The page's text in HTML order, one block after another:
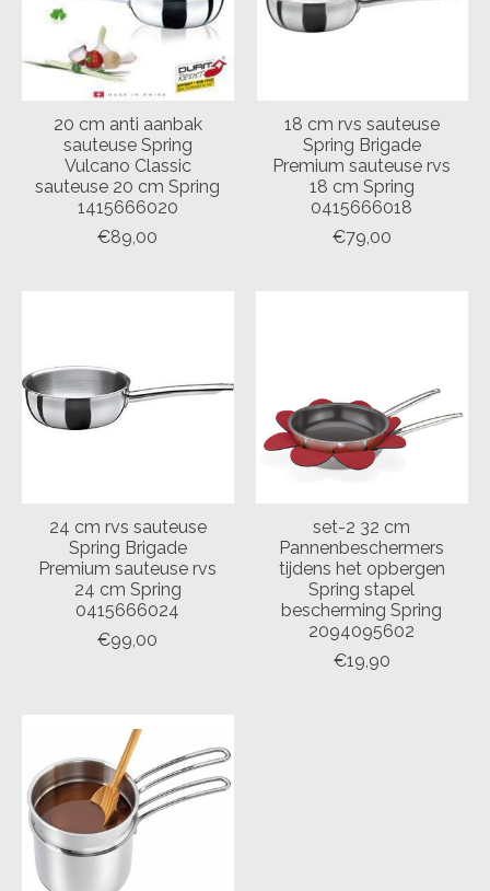
20 cm anti aanbak
sauteuse Spring
Vulcano Classic
sauteuse 20 cm Spring
1415666020
€89,00
18 cm rvs sauteuse
Spring Brigade
Premium sauteuse rvs
18 cm Spring
0415666018
€79,00
24 cm rvs sauteuse
Spring Brigade
Premium sauteuse rvs
24 cm Spring
0415666024
€99,00
set-2 32 cm
Pannenbeschermers
tijdens het opbergen
Spring stapel
bescherming Spring
2094095602
€19,90